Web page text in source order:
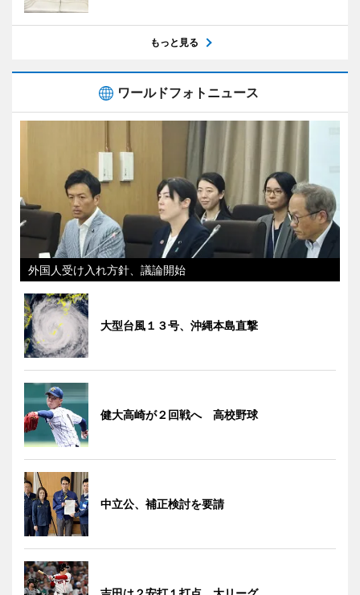
もっと見る
ワールドフォトニュース
外国人受け入れ方針、議論開始
大型台風１３号、沖縄本島直撃
健大高崎が２回戦へ 高校野球
中立公、補正検討を要請